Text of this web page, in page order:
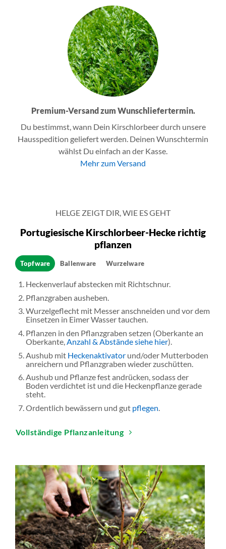
Premium-Versand zum Wunschliefertermin.
Du bestimmst, wann Dein Kirschlorbeer durch unsere
Hausspedition geliefert werden. Deinen Wunschtermin
wählst Du einfach an der Kasse.
Mehr zum Versand
HELGE ZEIGT DIR, WIE ES GEHT
Portugiesische Kirschlorbeer-Hecke richtig
pflanzen
Topfware Ballenware Wurzelware
Heckenverlauf abstecken mit Richtschnur.
Pflanzgraben ausheben.
Wurzelgeflecht mit Messer anschneiden und vor dem
Einsetzen in Eimer Wasser tauchen.
Pflanzen in den Pflanzgraben setzen (Oberkante an
Oberkante,Anzahl & Abstände siehe hier).
Aushub mit Heckenaktivatorund/oder Mutterboden
anreichern und Pflanzgraben wieder zuschütten.
Aushub und Pflanze fest andrücken, sodass der
Boden verdichtet ist und die Heckenpflanze gerade
steht.
Ordentlich bewässern und gut pflegen
Vollständige Pflanzanleitung